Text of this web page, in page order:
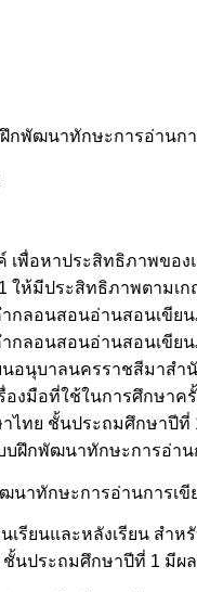
ฝึกพัฒนาทักษะการอ่าน
เพื่อหาประสิทธิภาพข
ให้มีประสิทธิภาพตามเ
กลอนสอนอ่านสอนเขีย
กลอนสอนอ่านสอนเขีย
นอนุบาลนครราชสีมาส
องมือที่ใช้ในการศึกษา
ทย ชั้นประถมศึกษาปีที่
บฝึกพัฒนาทักษะการอ่า
นาทักษะการอ่านการเ
เรียนและหลังเรียน ส
นประถมศึกษาปีที่ 1 มีผ